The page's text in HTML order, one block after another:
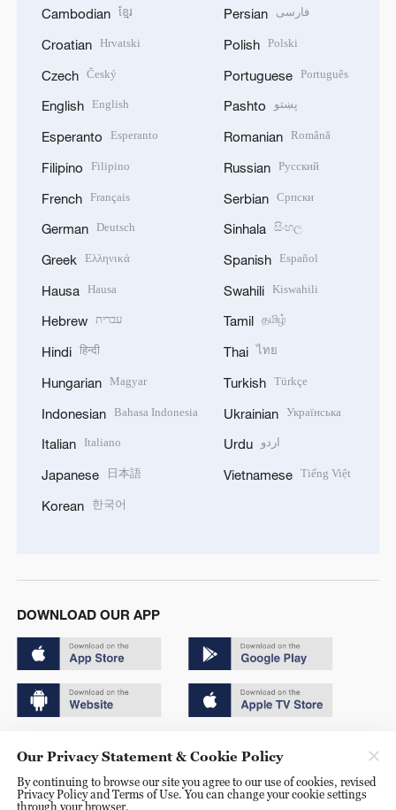
Cambodian ខ្មែរ
Croatian Hrvatski
Czech Český
English English
Esperanto Esperanto
Filipino Filipino
French Français
German Deutsch
Greek Ελληνικά
Hausa Hausa
Hebrew עברית
Hindi हिन्दी
Hungarian Magyar
Indonesian Bahasa Indonesia
Italian Italiano
Japanese 日本語
Korean 한국어
Persian فارسی
Polish Polski
Portuguese Português
Pashto پښتو
Romanian Română
Russian Русский
Serbian Српски
Sinhala සිංහල
Spanish Español
Swahili Kiswahili
Tamil தமிழ்
Thai ไทย
Turkish Türkçe
Ukrainian Українська
Urdu اردو
Vietnamese Tiếng Việt
DOWNLOAD OUR APP
京ICP备20000184号
京公网安备 11010502050052号
Our Privacy Statement & Cookie Policy
By continuing to browse our site you agree to our use of cookies, revised
Privacy Policy and Terms of Use. You can change your cookie settings
through your browser.